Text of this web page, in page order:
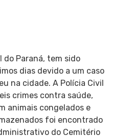
do Paraná, tem sido
dias devido a um caso
na cidade. A Polícia Civil
crimes contra saúde,
animais congelados e
foi encontrado
do Cemitério